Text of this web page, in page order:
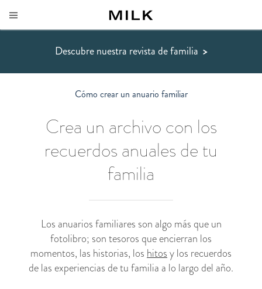
Descubre nuestra revista de familia >
Cómo crear un anuario familiar
Crea un archivo con los
recuerdos anuales de tu
familia
Los anuarios familiares son algo más que un
fotolibro; son tesoros que encierran los
momentos, las historias, los hitosy los recuerdos
de las experiencias de tu familia a lo largo del año.